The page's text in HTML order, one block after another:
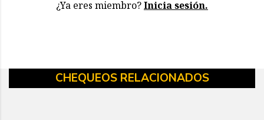
¿Ya eres miembro?Inicia sesión.
CHEQUEOS RELACIONADOS